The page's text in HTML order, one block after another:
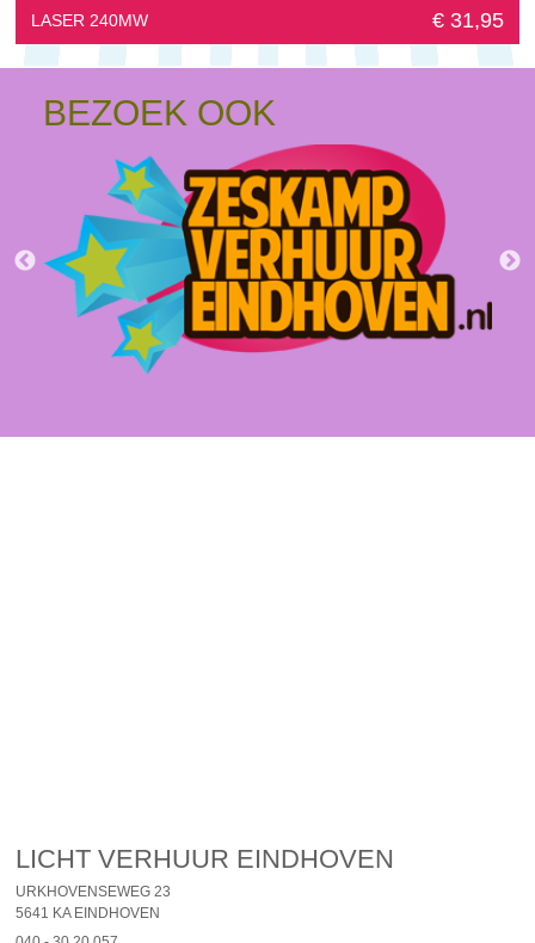
LASER 240MW € 31,95
BEZOEK OOK
LICHT VERHUUR EINDHOVEN
URKHOVENSEWEG 23
5641 KA EINDHOVEN